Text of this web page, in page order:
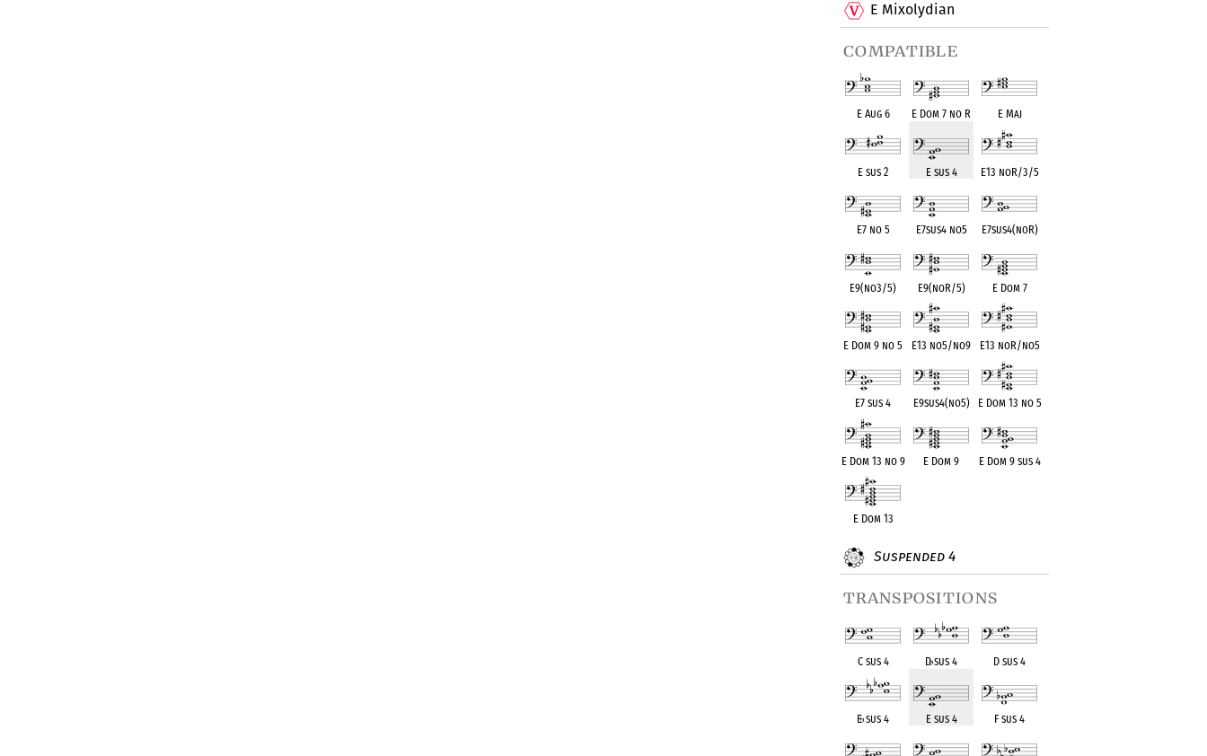
E Mixolydian
compatible
E Aug 6 E Dom 7 no R E Maj
E sus 2 E sus 4 E13 noR/3/5
E7 no 5 E7sus4 no5 E7sus4(noR)
E9(no3/5) E9(noR/5) E Dom 7
E Dom 9 no 5 E13 no5/no9 E13 noR/no5
E7 sus 4 E9sus4(no5) E Dom 13 no 5
E Dom 13 no 9 E Dom 9 E Dom 9 sus 4
E Dom 13
Suspended 4
transpositions
C sus 4 D♭sus 4 D sus 4
E♭sus 4 E sus 4 F sus 4